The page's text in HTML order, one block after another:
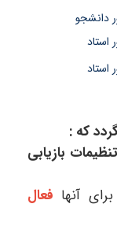
دانشجو
استاد
استاد
که :
تنظیمات بازیابی
برای آنها فعال